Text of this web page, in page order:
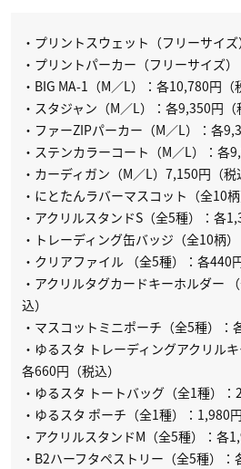
・プリントスウェット（フリーサイズ
・プリントパーカー（フリーサイズ）
・BIG MA-1（M／L）：各10,780円（
・スタジャン（M／L）：各9,350円（
・ファーZIPパーカー（M／L）：各
・ステンカラーコート（M／L）：各
・カーディガン（M／L）7,150円（税
・にとたんラバーマスコット（全10
・アクリルスタンドS（全5種）：各
・トレーディング缶バッジ（全10柄）
・クリアファイル （全5種）：各440
・アクリルタグカードキーホルダー
込）
・マスコットミニポーチ（全5種）：
・ゆるスタ トレーディングアクリル
各660円（税込）
・ゆるスタ トートバッグ（全1種）：
・ゆるスタ ポーチ（全1種）：1,980円
・アクリルスタンドM（全5種）：各
・B2ハーフタペストリー（全5種）：